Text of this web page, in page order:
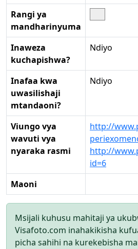
Rangi ya
mandharinyuma
Inaweza
kuchapishwa?
Ndiyo
Inafaa kwa
uwasilishaji
mtandaoni?
Ndiyo
Viungo vya
wavuti vya
nyaraka rasmi
http://
http://
id=6
Maoni
Msijali kuhusu mahitaji ya
Visafoto.com inahakikisha
picha sahihi na kurekebisha